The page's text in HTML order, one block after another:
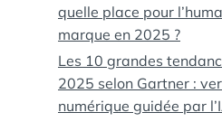
quelle place pour
marque en 2025 ?
Les 10 grandes
2025 selon Gartner :
numérique guidée par